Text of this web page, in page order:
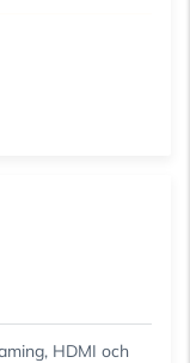
HDMI och